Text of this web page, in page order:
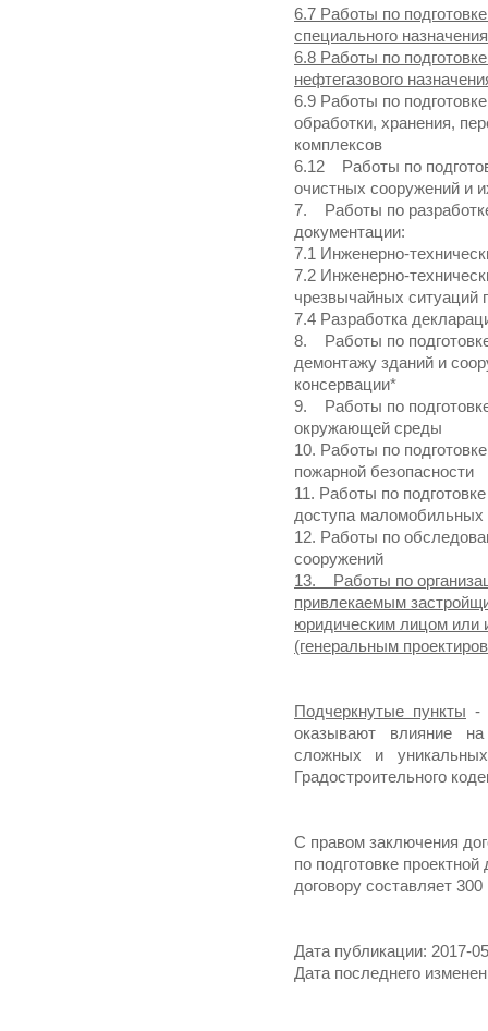
6.7 Работы по
специального
6.8 Работы по
нефтегазового
6.9 Работы по
обработки, хранения,
комплексов
6.12 Работы по
очистных сооружений и
7. Работы по
документации:
7.1 Инженерно-
7.2 Инженерно-
чрезвычайных ситуаций
7.4 Разработка
8. Работы по подготовке
демонтажу зданий и
консервации*
9. Работы по
окружающей среды
10. Работы по
пожарной безопасности
11. Работы по
доступа маломобильных
12. Работы по
сооружений
13. Работы по
привлекаемым
юридическим лицом или
(генеральным
Подчеркнутые пункты -
оказывают влияние
сложных и
Градостроительного
С правом заключения
по подготовке
договору составляет
Дата публикации: 2017-
Дата последнего